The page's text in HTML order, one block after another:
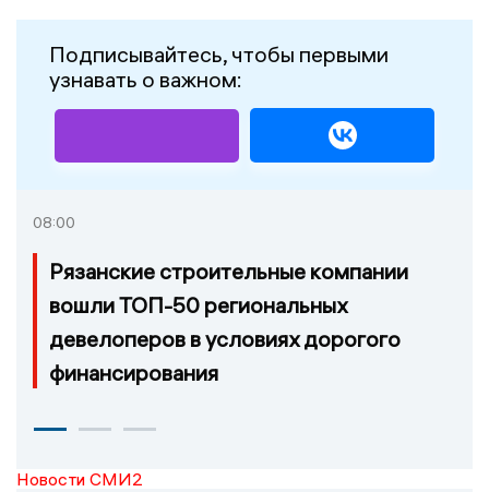
Подписывайтесь, чтобы первыми
узнавать о важном:
08:00
Рязанские строительные компании
вошли ТОП-50 региональных
девелоперов в условиях дорогого
финансирования
Новости СМИ2